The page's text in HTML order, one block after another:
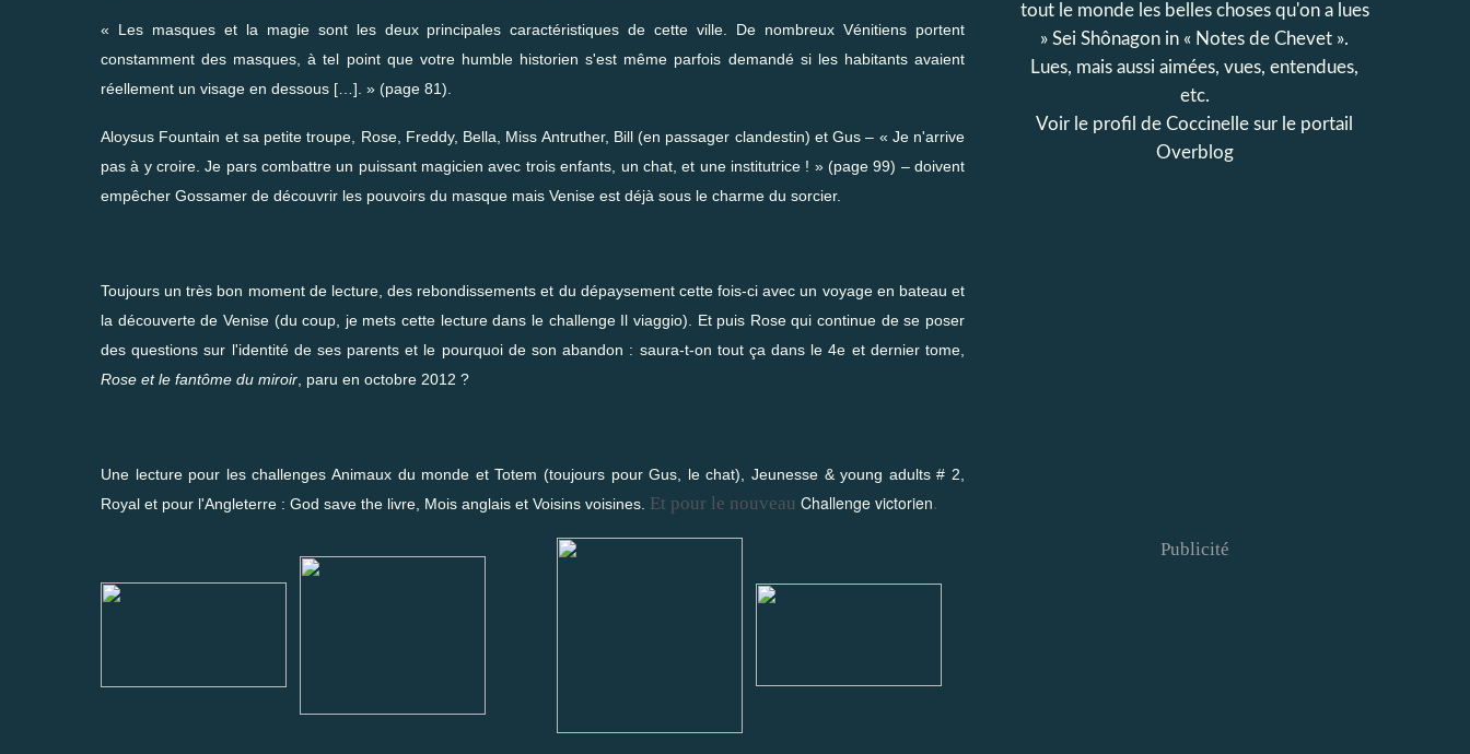
« Les masques et la magie sont les deux principales caractéristiques de cette ville. De nombreux Vénitiens portent
constamment des masques, à tel point que votre humble historien s'est même parfois demandé si les habitants avaient
réellement un visage en dessous […]. » (page 81).
Aloysus Fountain et sa petite troupe, Rose, Freddy, Bella, Miss Antruther, Bill (en passager clandestin) et Gus – « Je n'arrive
pas à y croire. Je pars combattre un puissant magicien avec trois enfants, un chat, et une institutrice ! » (page 99) – doivent
empêcher Gossamer de découvrir les pouvoirs du masque mais Venise est déjà sous le charme du sorcier.
Toujours un très bon moment de lecture, des rebondissements et du dépaysement cette fois-ci avec un voyage en bateau et
la découverte de Venise (du coup, je mets cette lecture dans le challenge Il viaggio). Et puis Rose qui continue de se poser
des questions sur l'identité de ses parents et le pourquoi de son abandon : saura-t-on tout ça dans le 4e et dernier tome,
Rose et le fantôme du miroir , paru en octobre 2012 ?
Une lecture pour les challenges Animaux du monde etTotem (toujours pour Gus, le chat),Jeunesse & young adults # 2
Royal et pour l'Angleterre : God save the livre Mois anglais et Voisins voisines Et pour le nouveau Challenge victorien.
tout le monde les belles choses qu'on a lues
» Sei Shônagon in « Notes de Chevet ».
Lues, mais aussi aimées, vues, entendues,
etc.
Voir le profil de Coccinelle sur le portail
Overblog
Publicité